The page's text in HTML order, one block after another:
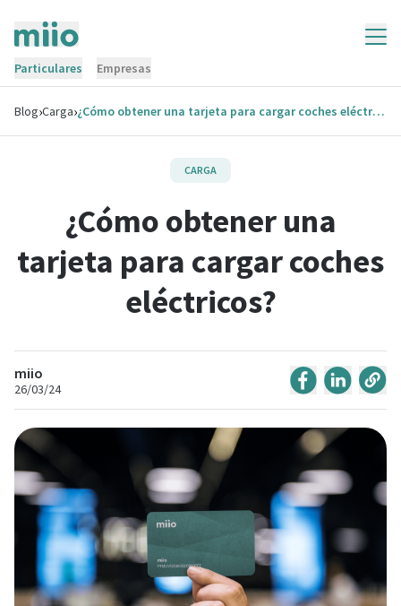
Particulares Empresas
Blog›Carga› ¿Cómo obtener una tarjeta para cargar coches eléctricos?
CARGA
¿Cómo obtener una
tarjeta para cargar coches
eléctricos?
miio
26/03/24